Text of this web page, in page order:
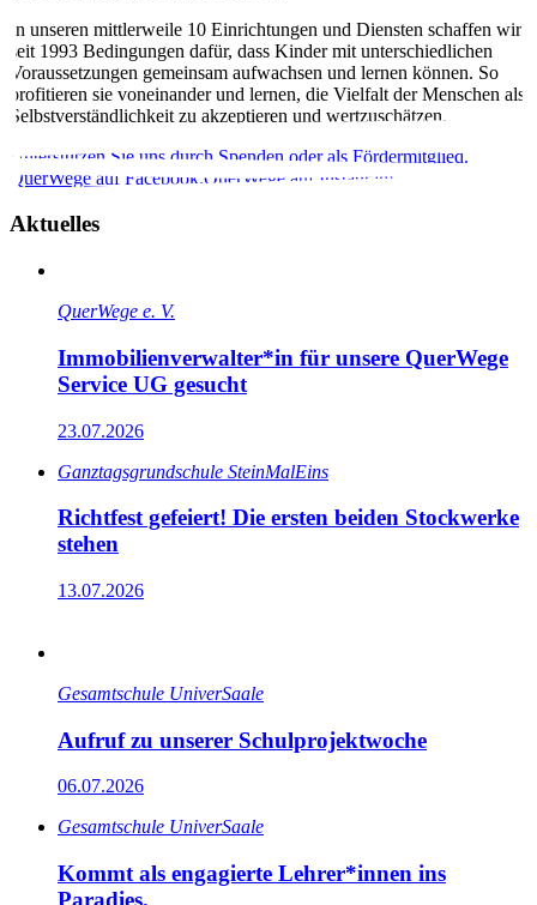
In unseren mittlerweile 10 Einrichtungen und Diensten schaffen wir
seit 1993 Bedingungen dafür, dass Kinder mit unterschiedlichen
Voraussetzungen gemeinsam aufwachsen und lernen können. So
profitieren sie voneinander und lernen, die Vielfalt der Menschen als
Selbstverständlichkeit zu akzeptieren und wertzuschätzen.
Unterstützen Sie uns durch Spenden oder als Fördermitglied.
QuerWege auf Facebook.QuerWege auf Instagram.
Aktuelles
QuerWege e. V.
Immobilienverwalter*in für unsere QuerWege
Service UG gesucht
23.07.2026
Ganz­tags­grund­schule SteinMalEins
Richtfest gefeiert! Die ersten beiden Stockwerke
stehen
13.07.2026
Gesamtschule UniverSaale
Aufruf zu unserer Schulprojektwoche
06.07.2026
Gesamtschule UniverSaale
Kommt als engagierte Lehrer*innen ins
Paradies.